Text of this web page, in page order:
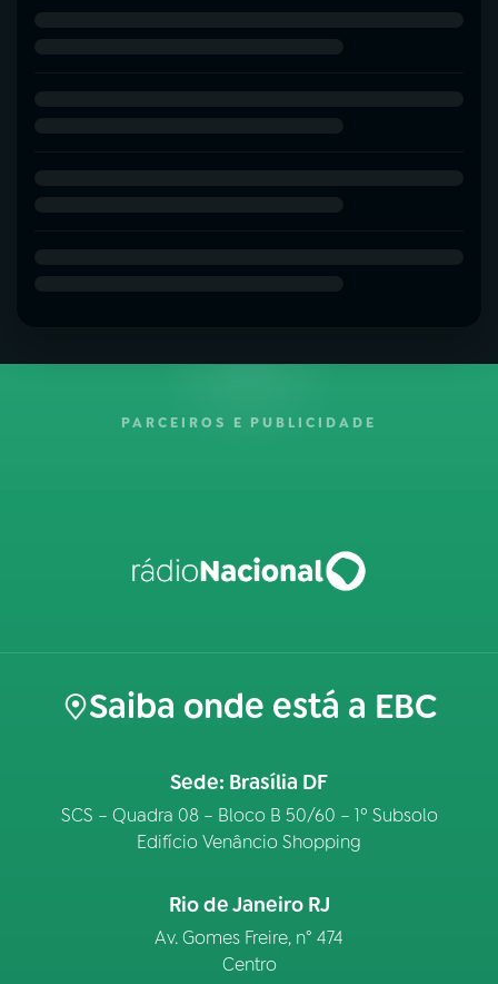
PARCEIROS E PUBLICIDADE
Saiba onde está a EBC
Sede: Brasília DF
SCS – Quadra 08 – Bloco B 50/60 – 1º Subsolo
Edifício Venâncio Shopping
Rio de Janeiro RJ
Av. Gomes Freire, n° 474
Centro